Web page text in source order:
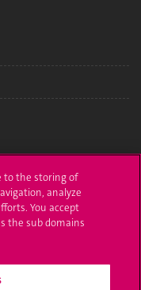
to the storing of
analyze
You accept
the sub domains